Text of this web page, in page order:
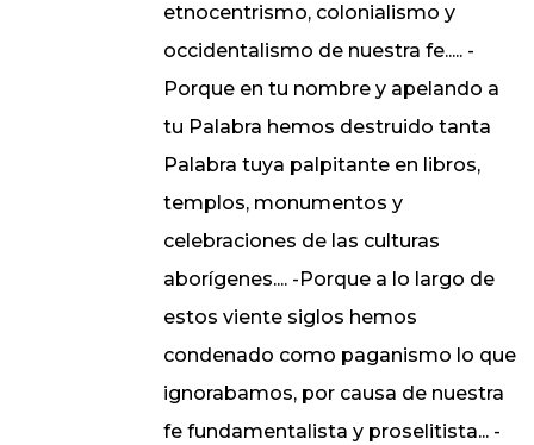
etnocentrismo, colonialismo y
occidentalismo de nuestra fe..... -
Porque en tu nombre y apelando a
tu Palabra hemos destruido tanta
Palabra tuya palpitante en libros,
templos, monumentos y
celebraciones de las culturas
aborígenes.... -Porque a lo largo de
estos viente siglos hemos
condenado como paganismo lo que
ignorabamos, por causa de nuestra
fe fundamentalista y proselitista... -